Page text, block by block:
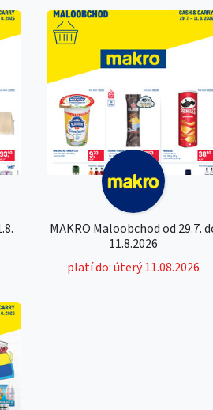
MAKRO Maloobchod od 29.7.
11.8.2026
platí do: úterý 11.08.2026